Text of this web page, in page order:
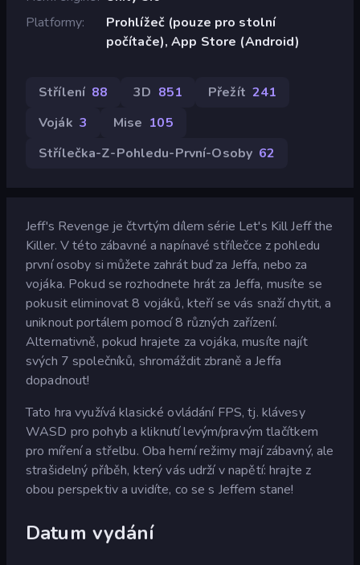
Platformy
Prohlížeč (pouze pro stolní
počítače), App Store (Android)
Střílení 88 3D 851 Přežít 241
Voják 3 Mise 105
Střílečka-Z-Pohledu-První-Osoby 62
Jeff's Revenge je čtvrtým dílem série Let's Kill Jeff the
Killer. V této zábavné a napínavé střílečce z pohledu
první osoby si můžete zahrát buď za Jeffa, nebo za
vojáka. Pokud se rozhodnete hrát za Jeffa, musíte se
pokusit eliminovat 8 vojáků, kteří se vás snaží chytit, a
uniknout portálem pomocí 8 různých zařízení.
Alternativně, pokud hrajete za vojáka, musíte najít
svých 7 společníků, shromáždit zbraně a Jeffa
dopadnout!
Tato hra využívá klasické ovládání FPS, tj. klávesy
WASD pro pohyb a kliknutí levým/pravým tlačítkem
pro míření a střelbu. Oba herní režimy mají zábavný, ale
strašidelný příběh, který vás udrží v napětí: hrajte z
obou perspektiv a uvidíte, co se s Jeffem stane!
Datum vydání